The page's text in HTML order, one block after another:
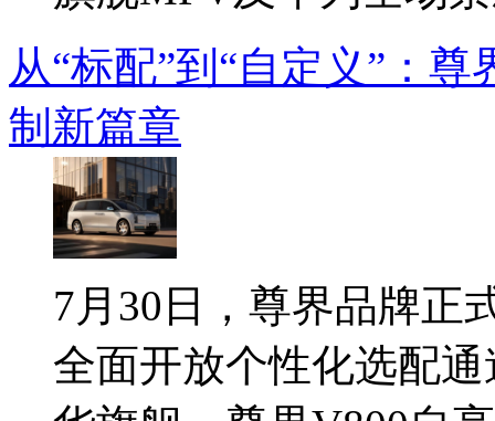
从“标配”到“自定义”：
制新篇章
7月30日，尊界品牌正
全面开放个性化选配